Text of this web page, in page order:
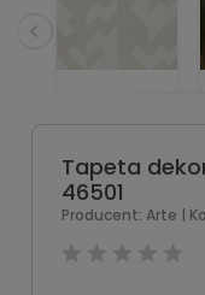
Tapeta
46501
Producent: Arte |